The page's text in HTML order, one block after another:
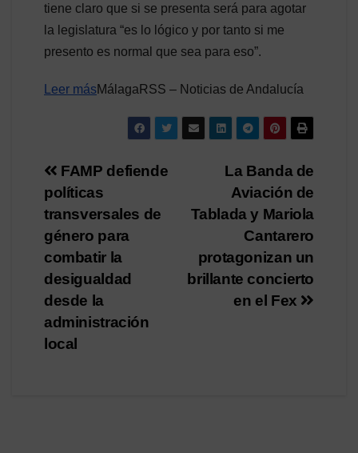
tiene claro que si se presenta será para agotar
la legislatura “es lo lógico y por tanto si me
presento es normal que sea para eso”.
Leer másMálagaRSS – Noticias de Andalucía
Navegación
de
entradas
La Banda de
Aviación de
Tablada y Mariola
Cantarero
protagonizan un
brillante concierto
en el Fex
FAMP defiende
políticas
transversales de
género para
combatir la
desigualdad
desde la
administración
local